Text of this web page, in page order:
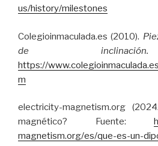
us/history/milestones
Colegioinmaculada.es (2010).
de
https://
m
electricity-magnetism.org
magnético? Fuente:
magnetism.org/es/que-es-un-